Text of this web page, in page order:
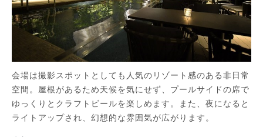
会場は撮影スポットとしても人気のリゾート感のある非日常
空間。屋根があるため天候を気にせず、プールサイドの席で
ゆっくりとクラフトビールを楽しめます。また、夜になると
ライトアップされ、幻想的な雰囲気が広がります。